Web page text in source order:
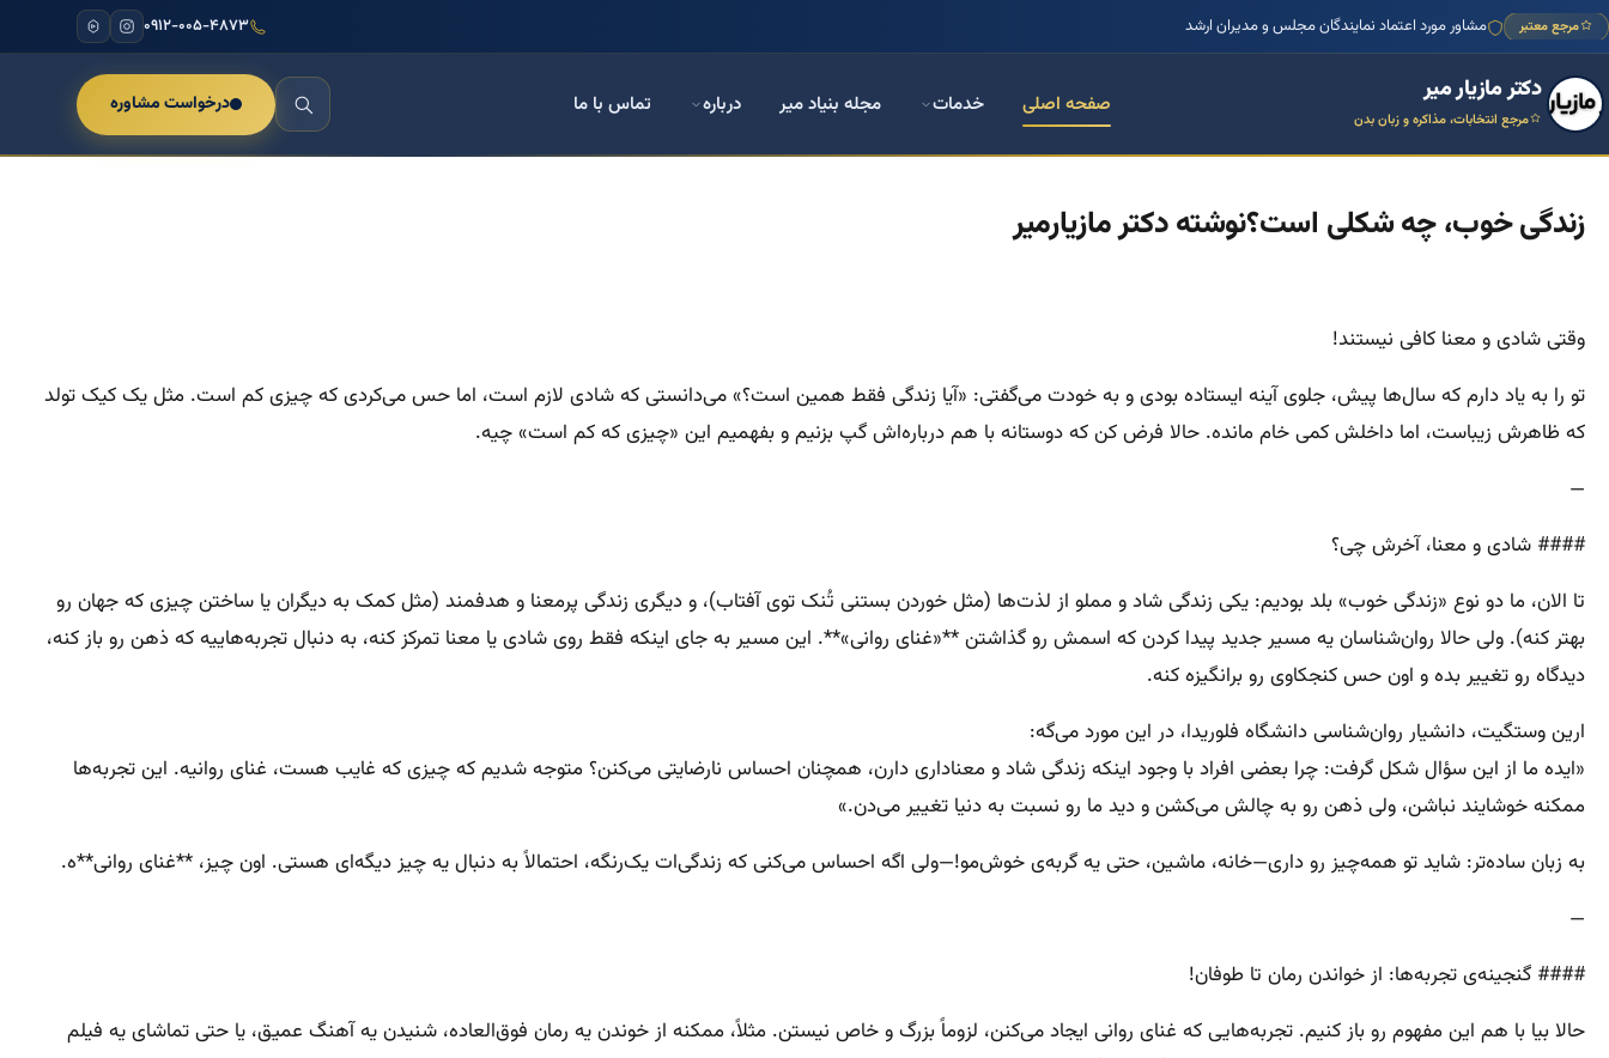
مرجع معتبر مشاور مورد اعتماد نمایندگان مجلس و مدیران ارشد ۰۹۱۲-۰۰۵-۴۸۷۳
دکتر مازیار میر
مرجع انتخابات، مذاکره و زبان بدن
صفحه اصلی خدمات مجله بنیاد میر درباره تماس با ما درخواست مشاوره
زندگی خوب، چه شکلی است؟نوشته دکتر مازیارمیر
وقتی شادی و معنا کافی نیستند!
تو را به یاد دارم که سال‌ها پیش، جلوی آینه ایستاده بودی و به خودت می‌گفتی: «آیا زندگی فقط همین است؟» می‌دانستی که شادی لازم است، اما حس می‌کردی که چیزی کم است. مثل یک کیک تولد
که ظاهرش زیباست، اما داخلش کمی خام مانده. حالا فرض کن که دوستانه با هم درباره‌اش گپ بزنیم و بفهمیم این «چیزی که کم است» چیه.
—
#### شادی و معنا، آخرش چی؟
تا الان، ما دو نوع «زندگی خوب» بلد بودیم: یکی زندگی شاد و مملو از لذت‌ها (مثل خوردن بستنی تُنک توی آفتاب)، و دیگری زندگی پرمعنا و هدفمند (مثل کمک به دیگران یا ساختن چیزی که جهان رو
بهتر کنه). ولی حالا روان‌شناسان یه مسیر جدید پیدا کردن که اسمش رو گذاشتن **«غنای روانی»**. این مسیر به جای اینکه فقط روی شادی یا معنا تمرکز کنه، به دنبال تجربه‌هاییه که ذهن رو باز کنه،
دیدگاه رو تغییر بده و اون حس کنجکاوی رو برانگیزه کنه.
ارین وستگیت، دانشیار روان‌شناسی دانشگاه فلوریدا، در این مورد می‌گه:
«ایده ما از این سؤال شکل گرفت: چرا بعضی افراد با وجود اینکه زندگی شاد و معناداری دارن، همچنان احساس نارضایتی می‌کنن؟ متوجه شدیم که چیزی که غایب هست، غنای روانیه. این تجربه‌ها
ممکنه خوشایند نباشن، ولی ذهن رو به چالش می‌کشن و دید ما رو نسبت به دنیا تغییر می‌دن.»
به زبان ساده‌تر: شاید تو همه‌چیز رو داری—خانه، ماشین، حتی یه گربه‌ی خوش‌مو!—ولی اگه احساس می‌کنی که زندگی‌ات یک‌رنگه، احتمالاً به دنبال یه چیز دیگه‌ای هستی. اون چیز، **غنای روانی**ه.
—
#### گنجینه‌ی تجربه‌ها: از خواندن رمان تا طوفان!
حالا بیا با هم این مفهوم رو باز کنیم. تجربه‌هایی که غنای روانی ایجاد می‌کنن، لزوماً بزرگ و خاص نیستن. مثلاً، ممکنه از خوندن یه رمان فوق‌العاده، شنیدن یه آهنگ عمیق، یا حتی تماشای یه فیلم